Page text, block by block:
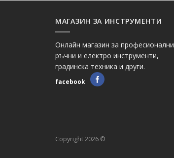
МАГАЗИН ЗА ИНСТРУМЕНТИ
Онлайн магазин за професионални
ръчни и електро инструменти,
градинска техника и други.
facebook
Copyright 2026 ©